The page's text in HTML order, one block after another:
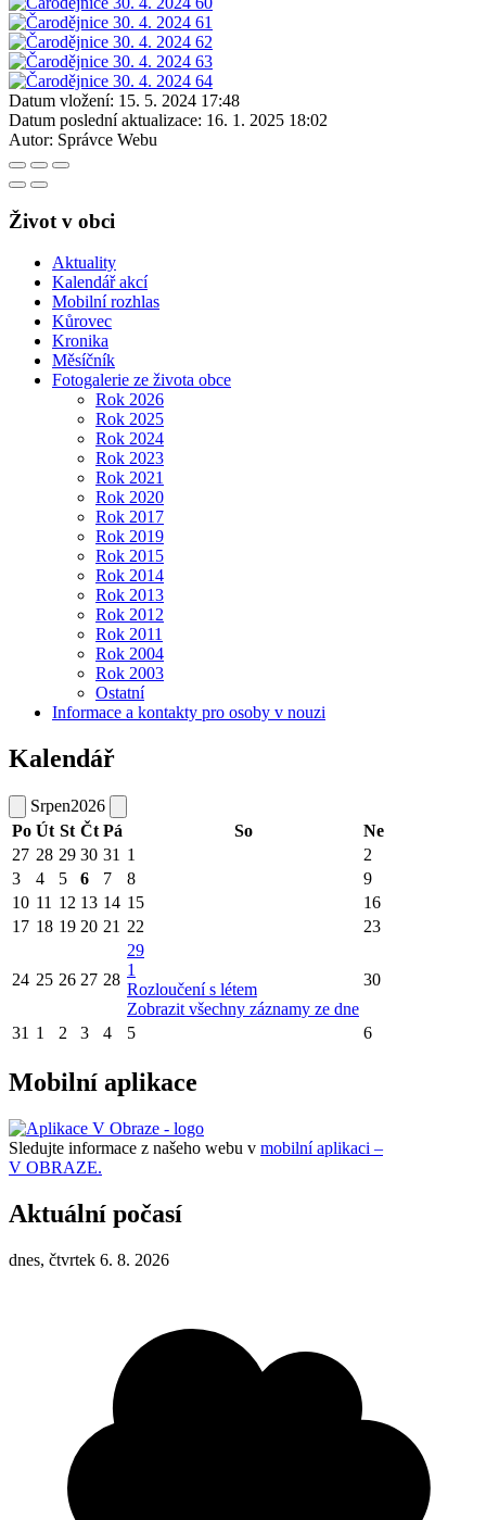
Datum vložení: 15. 5. 2024 17:48
Datum poslední aktualizace: 16. 1. 2025 18:02
Autor: Správce Webu
Život v obci
Aktuality
Kalendář akcí
Mobilní rozhlas
Kůrovec
Kronika
Měsíčník
Fotogalerie ze života obce
Rok 2026
Rok 2025
Rok 2024
Rok 2023
Rok 2021
Rok 2020
Rok 2017
Rok 2019
Rok 2015
Rok 2014
Rok 2013
Rok 2012
Rok 2011
Rok 2004
Rok 2003
Ostatní
Informace a kontakty pro osoby v nouzi
Kalendář
Srpen2026
Po Út St Čt Pá So
Ne
27 28 29 30 31 1
2
3
4 5 6 7 8
9
10 11 12 13 14 15
16
17 18 19 20 21 22 23
24 25 26 27 28
29
1
Rozloučení s létem
Zobrazit všechny záznamy ze dne
30
31 1 2 3 4 5 6
Mobilní aplikace
Sledujte informace z našeho webu v mobilní aplikaci –
V OBRAZE.
Aktuální počasí
dnes, čtvrtek 6. 8. 2026